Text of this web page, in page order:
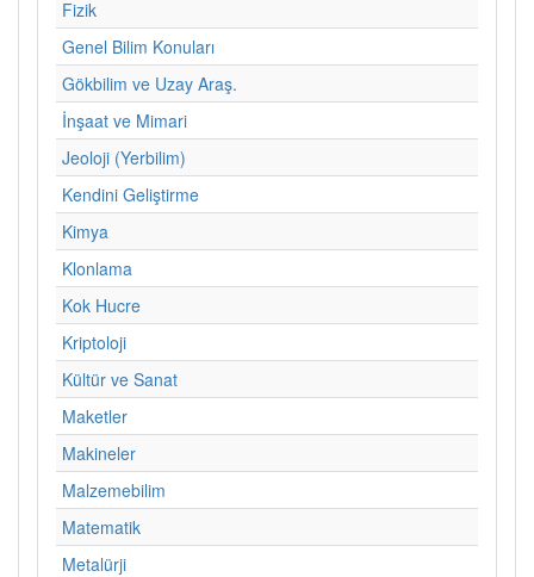
Fizik
Genel Bilim Konuları
Gökbilim ve Uzay Araş.
İnşaat ve Mimari
Jeoloji (Yerbilim)
Kendini Geliştirme
Kimya
Klonlama
Kok Hucre
Kriptoloji
Kültür ve Sanat
Maketler
Makineler
Malzemebilim
Matematik
Metalürji